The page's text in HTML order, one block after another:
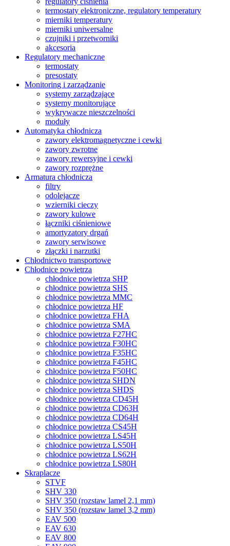
termostaty elektroniczne, regulatory temperatury
mierniki temperatury
mierniki uniwersalne
czujniki i przetworniki
akcesoria
Regulatory mechaniczne
termostaty
presostaty
Monitoring i zarządzanie
systemy zarządzające
systemy monitorujące
wykrywacze nieszczelności
moduły
Automatyka chłodnicza
zawory elektromagnetyczne i cewki
zawory zwrotne
zawory rewersyjne i cewki
zawory rozprężne
Armatura chłodnicza
filtry
odolejacze
wzierniki cieczy
zawory kulowe
łączniki ciśnieniowe
amortyzatory drgań
zawory serwisowe
złączki i narzutki
Chłodnictwo transportowe
Chłodnice powietrza
chłodnice powietrza SHP
chłodnice powietrza SHS
chłodnice powietrza MMC
chłodnice powietrza HF
chłodnice powietrza FHA
chłodnice powietrza SMA
chłodnice powietrza F27HC
chłodnice powietrza F30HC
chłodnice powietrza F35HC
chłodnice powietrza F45HC
chłodnice powietrza F50HC
chłodnice powietrza SHDN
chłodnice powietrza SHDS
chłodnice powietrza CD45H
chłodnice powietrza CD63H
chłodnice powietrza CD64H
chłodnice powietrza CS45H
chłodnice powietrza LS45H
chłodnice powietrza LS50H
chłodnice powietrza LS62H
chłodnice powietrza LS80H
Skraplacze
STVF
SHV 330
SHV 350 (rozstaw lamel 2,1 mm)
SHV 350 (rozstaw lamel 3,2 mm)
EAV 500
EAV 630
EAV 800